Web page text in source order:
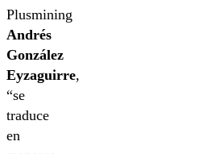
Plusmining
Andrés
González
Eyzaguirre,
“se
traduce
en